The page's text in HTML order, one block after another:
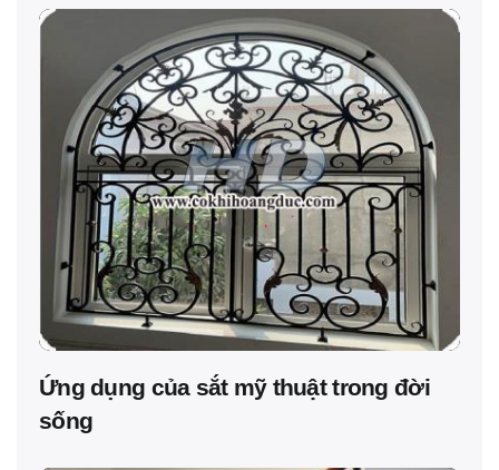
Ứng dụng của sắt mỹ thuật trong đời
sống